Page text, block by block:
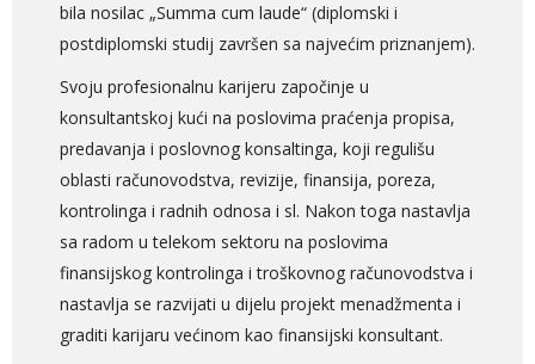
bila nosilac „Summa cum laude“ (diplomski i
postdiplomski studij završen sa najvećim priznanjem).
Svoju profesionalnu karijeru započinje u
konsultantskoj kući na poslovima praćenja propisa,
predavanja i poslovnog konsaltinga, koji regulišu
oblasti računovodstva, revizije, finansija, poreza,
kontrolinga i radnih odnosa i sl. Nakon toga nastavlja
sa radom u telekom sektoru na poslovima
finansijskog kontrolinga i troškovnog računovodstva i
nastavlja se razvijati u dijelu projekt menadžmenta i
graditi karijaru većinom kao finansijski konsultant.